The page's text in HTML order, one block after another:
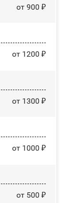
от 900 ₽
от 1200 ₽
от 1300 ₽
от 1000 ₽
от 500 ₽